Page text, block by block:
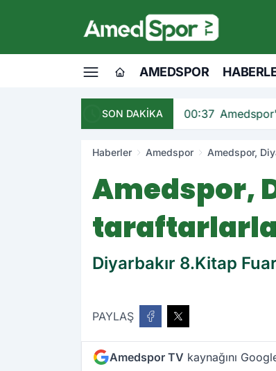
AMEDSPOR
SON DAKİKA 00:37
Haberler Amedspor Amedspor,
Amedspor,
Diyarbakır 8.Kitap
PAYLAŞ
Amedspor TV kaynağını